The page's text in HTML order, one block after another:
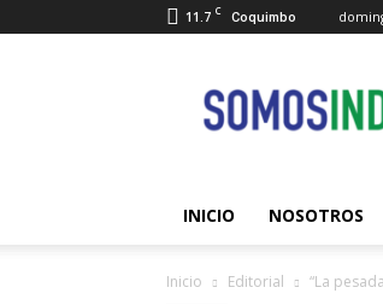
11.7 C Coquimbo
Industrias
INICIO NOSOTROS
Inicio Editorial “La